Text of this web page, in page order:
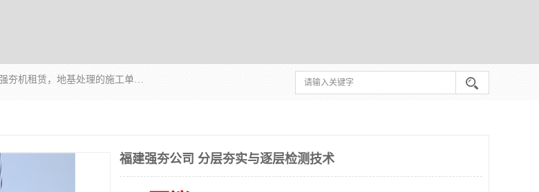
湖南业峻强夯基础工程有限公司是一家专业从事湖南强夯基础工程、强夯机租赁，地基处理的施工单位。业务覆盖：湖南、广东，江西等地。可承接1000KN.m-25000KN.m强夯（置换）工程。公司创始人是国内较早期从事强夯施工的建设者，经过多年的一步一个脚印的发展，在行业内具有较高的度和良好的口碑。
福建强夯公司 分层夯实与逐层检测技术